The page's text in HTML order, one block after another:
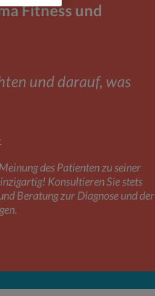
Fitness und
und darauf, was
des Patienten zu seiner
Konsultieren Sie stets
Beratung zur Diagnose und der